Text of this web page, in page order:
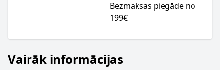
Bezmaksas piegāde no
199€
Vairāk informācijas